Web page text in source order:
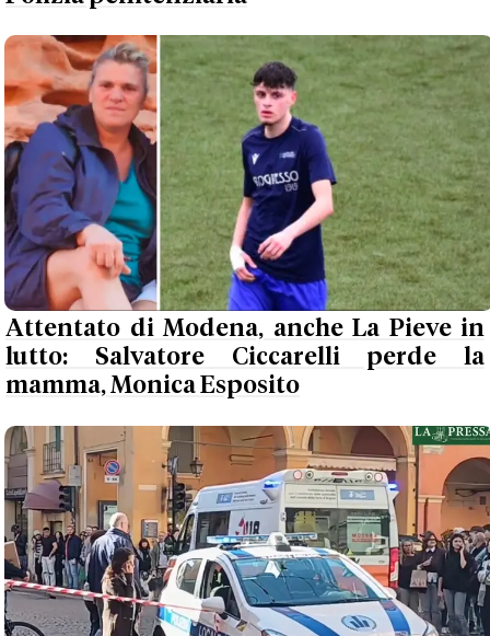
Attentato di Modena, anche La Pieve in
lutto: Salvatore Ciccarelli perde la
mamma, Monica Esposito